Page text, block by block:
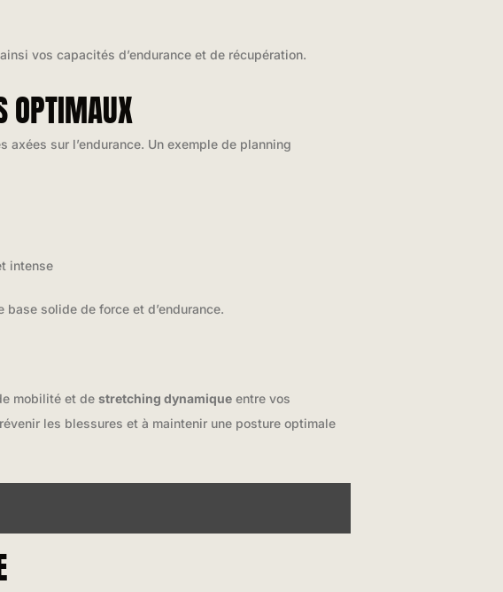
vos capacités d’endurance et de récupération.
OPTIMAUX
sur l’endurance. Un exemple de planning
intense
solide de force et d’endurance.
mobilité et de stretching dynamique entre vos
les blessures et à maintenir une posture optimale